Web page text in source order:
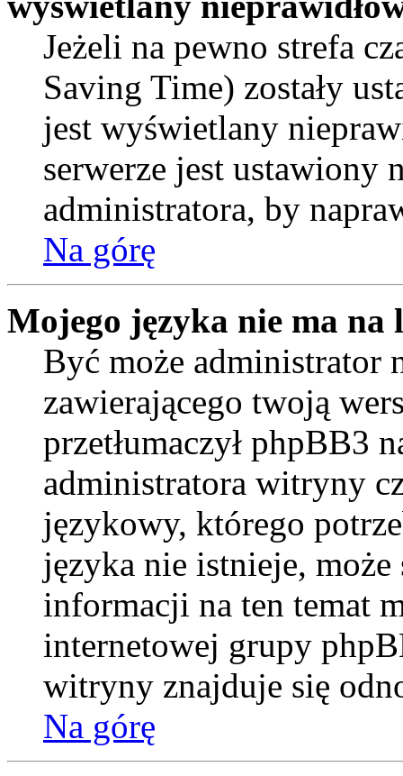
Jeżeli na pewno strefa
Saving Time) zostały
jest wyświetlany
serwerze jest ustawiony
administratora, by
Na górę
Mojego języka nie ma na
Być może administrator
zawierającego twoją
przetłumaczył phpBB3
administratora witryny
językowy, którego
języka nie istnieje,
informacji na ten temat
internetowej grupy
witryny znajduje się
Na górę